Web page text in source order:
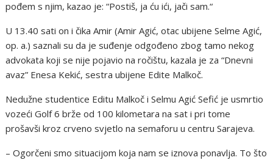
pođem s njim, kazao je: “Postiš, ja ću ići, jači sam.“
U 13.40 sati on i čika Amir (Amir Agić, otac ubijene Selme Agić,
op. a.) saznali su da je suđenje odgođeno zbog tamo nekog
advokata koji se nije pojavio na ročištu, kazala je za “Dnevni
avaz” Enesa Kekić, sestra ubijene Edite Malkoč.
Nedužne studentice Editu Malkoč i Selmu Agić Sefić je usmrtio
vozeći Golf 6 brže od 100 kilometara na sat i pri tome
prošavši kroz crveno svjetlo na semaforu u centru Sarajeva.
– Ogorčeni smo situacijom koja nam se iznova ponavlja. To što